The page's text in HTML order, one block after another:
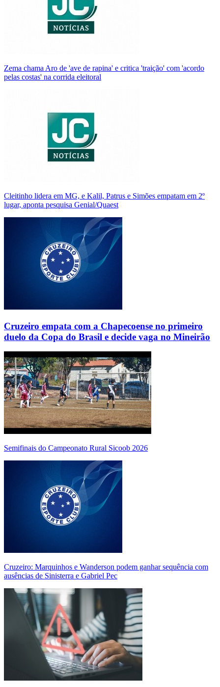
Zema chama Aro de 'ave de rapina' e critica 'traição' com 'acordo
pelas costas' na corrida eleitoral
Cleitinho lidera em MG, e Kalil, Patrus e Simões empatam em 2º
lugar, aponta pesquisa Genial/Quaest
Cruzeiro empata com a Chapecoense no primeiro
duelo da Copa do Brasil e decide vaga no Mineirão
Semifinais do Campeonato Rural Sicoob 2026
Cruzeiro: Marquinhos e Wanderson podem ganhar sequência com
ausências de Sinisterra e Gabriel Pec